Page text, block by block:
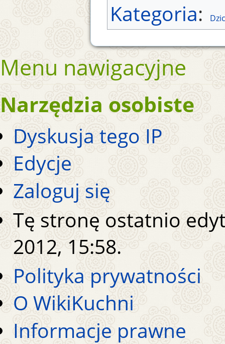
Kategoria:
Menu nawigacyjne
Narzędzia osobiste
Dyskusja tego IP
Edycje
Zaloguj się
Tę stronę ostatnio
2012, 15:58.
Polityka prywatności
O WikiKuchni
Informacje prawne